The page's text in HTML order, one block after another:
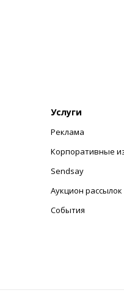
Услуги
Реклама
Корпоративные
Sendsay
Аукцион рассылок
События